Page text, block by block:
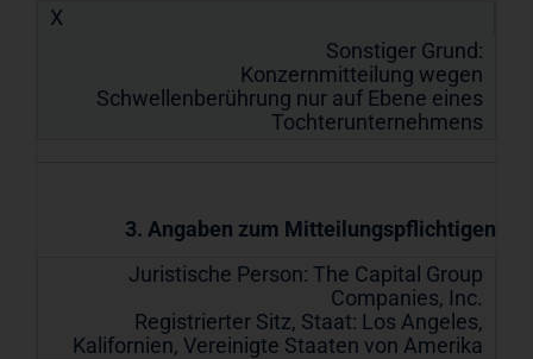
X
Sonstiger Grund:
Konzernmitteilung wegen
Schwellenberührung nur auf Ebene eines
Tochterunternehmens
3. Angaben zum Mitteilungspflichtigen
Juristische Person: The Capital Group
Companies, Inc.
Registrierter Sitz, Staat: Los Angeles,
Kalifornien, Vereinigte Staaten von Amerika